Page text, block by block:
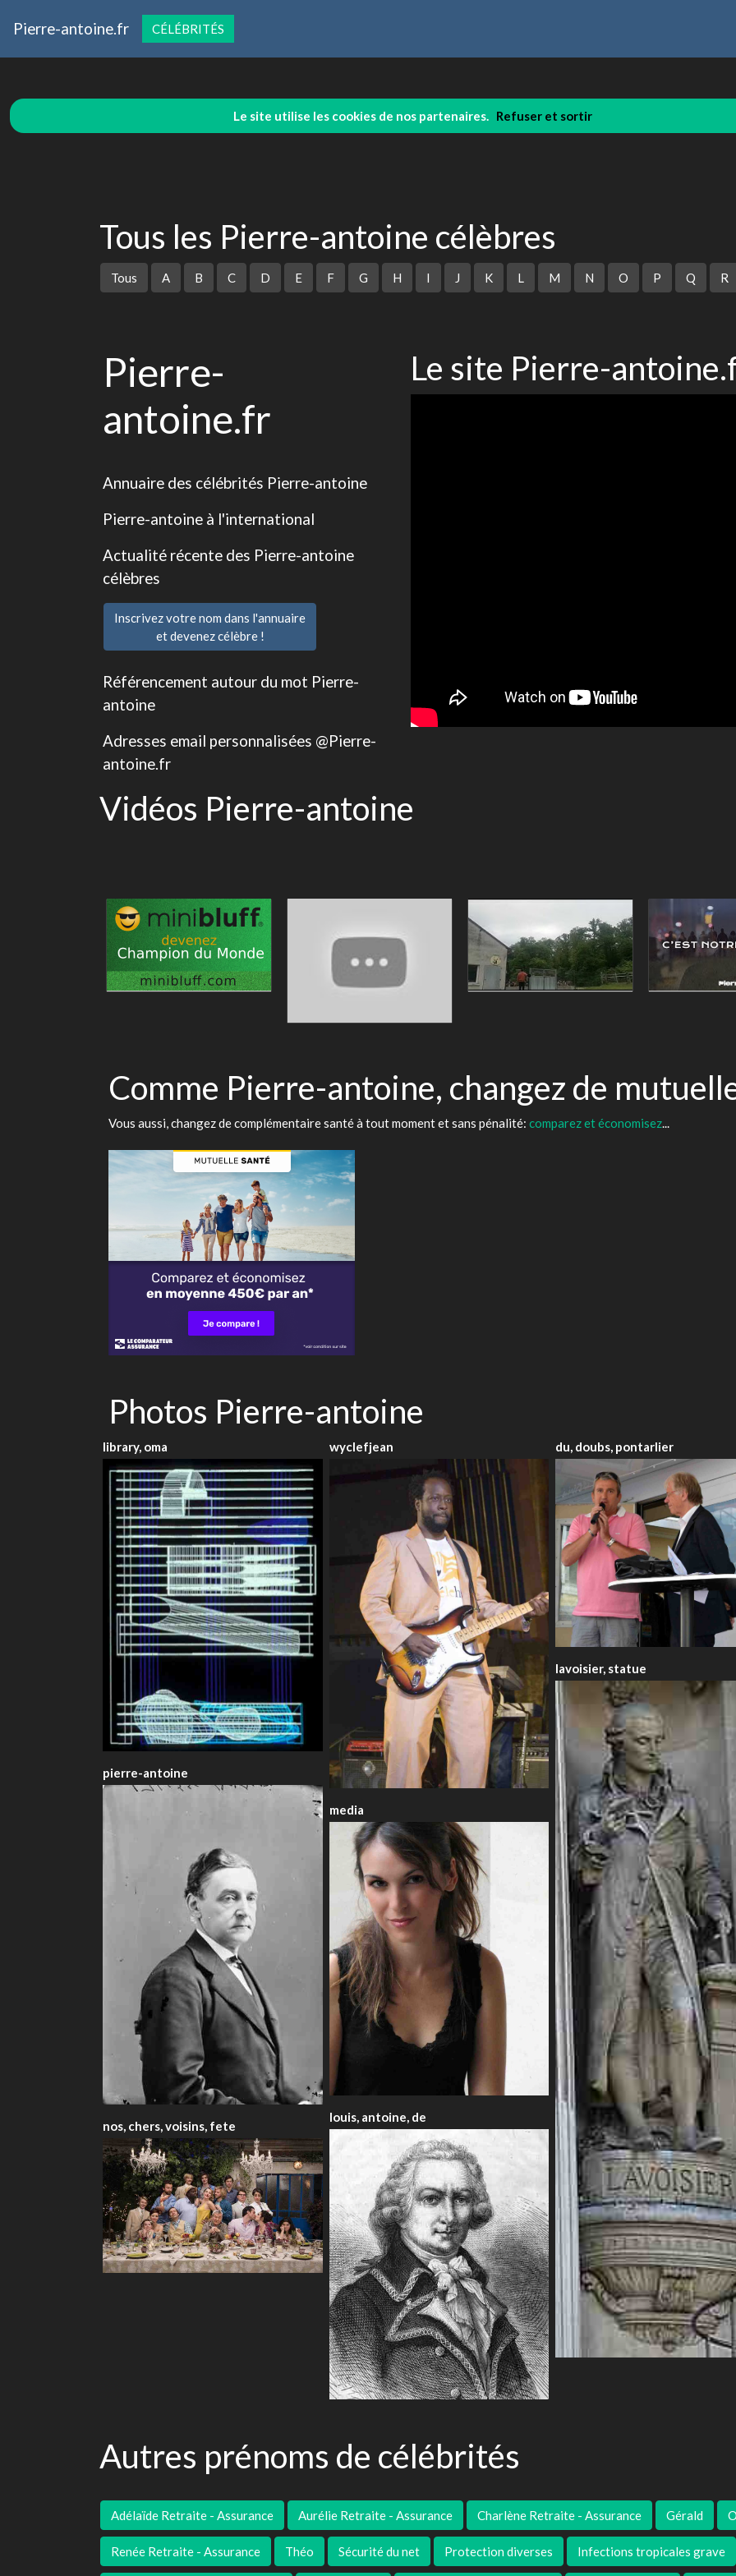
Le site utilise les cookies de nos partenaires. Refuser et sortir
Pierre-antoine.fr CÉLÉBRITÉS
Tous les Pierre-antoine célèbres
Tous A B C D E F G H I J K L M N O P Q R
Pierre-
antoine.fr
Annuaire des célébrités Pierre-antoine
Pierre-antoine à l'international
Actualité récente des Pierre-antoine
célèbres
Inscrivez votre nom dans l'annuaire
et devenez célèbre !
Référencement autour du mot Pierre-
antoine
Adresses email personnalisées @Pierre-
antoine.fr
Le site Pierre-
Vidéos Pierre-antoine
Comme Pierre-antoine, changez de
Vous aussi, changez de complémentaire santé à tout moment et sans pénalité: comparez et économisez...
Photos Pierre-antoine
library, oma
pierre-antoine
nos, chers, voisins, fete
wyclefjean
media
louis, antoine, de
du, doubs, pontarlier
lavoisier, statue
Autres prénoms de célébrités
Adélaïde Retraite - Assurance Aurélie Retraite - Assurance Charlène Retraite - Assurance Gérald
Renée Retraite - Assurance Théo Sécurité du net Protection diverses Infections tropicales grave